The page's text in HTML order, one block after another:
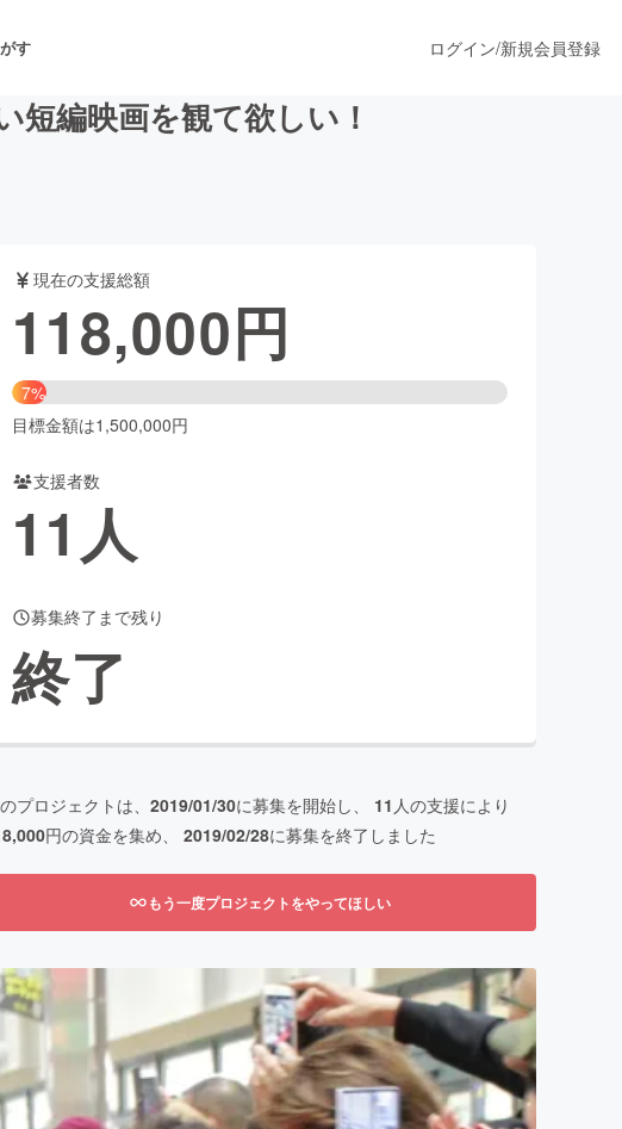
す
マンス
ファッション
ヘルスケア
ログイン/新規会員登録
短編映画を観て欲しい！
現在の支援総額
118,000円
7%
目標金額は1,500,000円
支援者数
11 人
募集終了まで残り
終了
プロジェクトは、 2019/01/30に募集を開始し、 11 人の支援により
円の資金を集め、 2019/02/28に募集を終了しました
もう一度プロジェクトをやってほしい